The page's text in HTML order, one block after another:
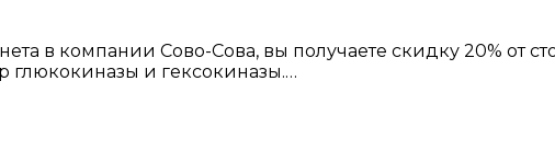
в компании Сово-Сова, вы получаете скидку 20% от
глюкокиназы и гексокиназы.…